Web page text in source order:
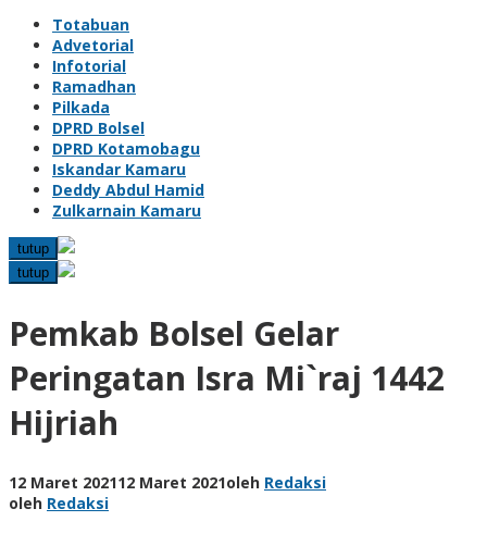
Totabuan
Advetorial
Infotorial
Ramadhan
Pilkada
DPRD Bolsel
DPRD Kotamobagu
Iskandar Kamaru
Deddy Abdul Hamid
Zulkarnain Kamaru
tutup
tutup
Pemkab Bolsel Gelar
Peringatan Isra Mi`raj 1442
Hijriah
12 Maret 202112 Maret 2021oleh Redaksi
oleh Redaksi